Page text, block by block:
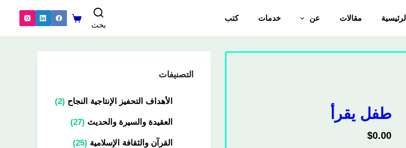
الرئيسية مقالات عن خدمات
كتب
بحث
طفل يقرأ
$0.00
التصنيفات
الأهداف التحفيز الإنتاجية النجاح 2
العقيدة والسيرة والحديث 27
القرآن والثقافة الإسلامية 25